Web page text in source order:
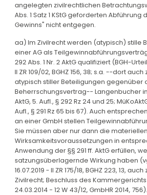
angelegten zivilrechtlichen
Abs. 1 Satz 1 KStG geforderten Abführung
Gewinns" nicht entgegen.
aa) Im Zivilrecht werden (atypisch) stille
einer AG als
292 Abs. 1 Nr. 2 AktG qualifiziert (BGH-
II ZR 109/02, BGHZ 156, 38; s.a. --dort
atypisch stiller Beteiligungen gegenüber
Beherrschungsvertrag-- Langenbucher
AktG, 5. Aufl., § 292 Rz 24 und 25;
Aufl., § 291 Rz 65 bis 67). Auch
an einer GmbH stellen
Sie müssen aber nur dann die materiellen
Wirksamkeitsvoraussetzungen in
Anwendung der §§ 291 ff. AktG erfüllen,
satzungsüberlagernde Wirkung haben
16.07.2019 - II ZR 175/18, BGHZ 223, 13,
Zivilrecht; Beschluss des
24.03.2014 - 12 W 43/12, GmbHR 2014, 756).